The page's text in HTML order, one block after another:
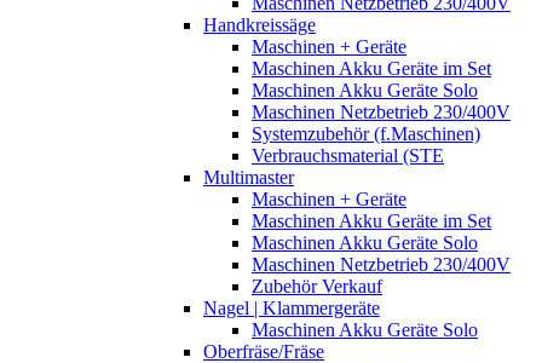
Handkreissäge
Maschinen + Geräte
Maschinen Akku Geräte im Set
Maschinen Akku Geräte Solo
Maschinen Netzbetrieb 230/400V
Systemzubehör (f.Maschinen)
Verbrauchsmaterial (STE
Multimaster
Maschinen + Geräte
Maschinen Akku Geräte im Set
Maschinen Akku Geräte Solo
Maschinen Netzbetrieb 230/400V
Zubehör Verkauf
Nagel | Klammergeräte
Maschinen Akku Geräte Solo
Oberfräse/Fräse